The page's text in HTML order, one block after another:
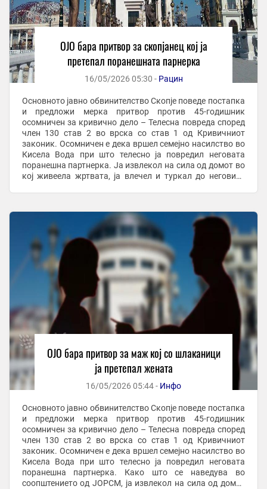
ОЈО бара притвор за скопјанец кој ја
претепал поранешната парнерка
16/05/2026 05:30 - Рацин
Основното јавно обвинителство Скопје поведе постапка
и предложи мерка притвор против 45-годишник
осомничен за кривично дело – Телесна повреда според
член 130 став 2 во врска со став 1 од Кривичниот
законик. Осомничен е дека вршел семејно насилство во
Кисела Вода при што телесно ја повредил неговата
поранешна партнерка. Ја извлекол на сила од домот во
кој живеела жртвата, ја влечел и туркал до неговиот
ОЈО бара притвор за маж кој со шлаканици
ја претепал жената
16/05/2026 05:44 - Инфо
Основното јавно обвинителство Скопје поведе постапка
и предложи мерка притвор против 45-годишник
осомничен за кривично дело – Телесна повреда според
член 130 став 2 во врска со став 1 од Кривичниот
законик. Осомничен е дека вршел семејно насилство во
Кисела Вода при што телесно ја повредил неговата
поранешна партнерка. Како што се наведува во
соопштението од ЈОРСМ, ја извлекол на сила од домот